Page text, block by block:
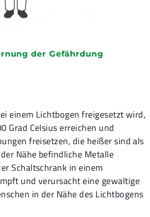
der Gefährdung
einem Lichtbogen freigesetzt wird,
Grad Celsius erreichen und
freisetzen, die heißer sind als
Nähe befindliche Metalle
Schaltschrank in einem
und verursacht eine gewaltige
in der Nähe des Lichtbogens